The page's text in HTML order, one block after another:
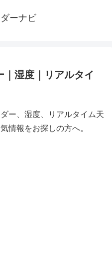
ーナビ
｜湿度｜リアルタイ
ー、湿度、リアルタイム天
情報をお探しの方へ。